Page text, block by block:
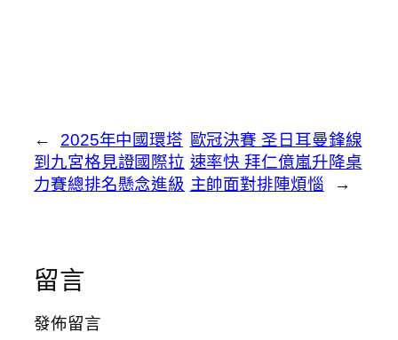
←
2025年中國環塔
到九宮格見證國際拉
力賽總排名懸念進級
歐冠決賽 圣日耳曼鋒線
速率快 拜仁億嵐升降桌
主帥面對排陣煩惱
→
留言
發佈留言